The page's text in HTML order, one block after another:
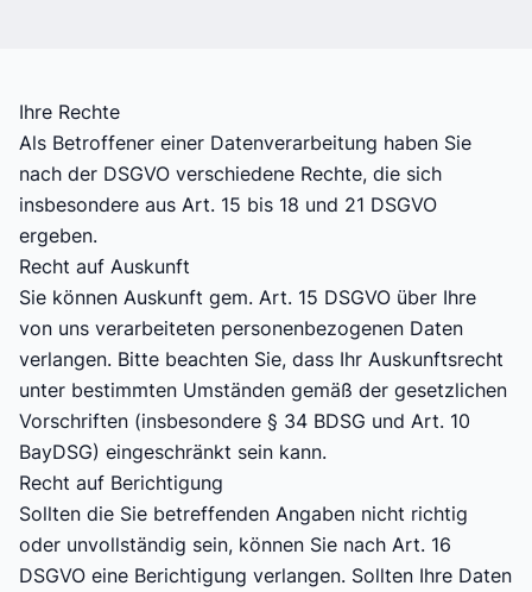
Ihre Rechte
Als Betroffener einer Datenverarbeitung haben Sie
nach der DSGVO verschiedene Rechte, die sich
insbesondere aus Art. 15 bis 18 und 21 DSGVO
ergeben.
Recht auf Auskunft
Sie können Auskunft gem. Art. 15 DSGVO über Ihre
von uns verarbeiteten personenbezogenen Daten
verlangen. Bitte beachten Sie, dass Ihr Auskunftsrecht
unter bestimmten Umständen gemäß der gesetzlichen
Vorschriften (insbesondere § 34 BDSG und Art. 10
BayDSG) eingeschränkt sein kann.
Recht auf Berichtigung
Sollten die Sie betreffenden Angaben nicht richtig
oder unvollständig sein, können Sie nach Art. 16
DSGVO eine Berichtigung verlangen. Sollten Ihre Daten